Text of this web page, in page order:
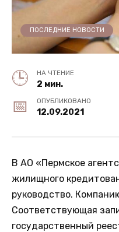
ПОСЛЕДНИЕ НОВОСТИ
НА ЧТЕНИЕ
2 мин.
ОПУБЛИКОВАНО
12.09.2021
В АО «Пермское
жилищного
руководство.
Соответствующая
государственный